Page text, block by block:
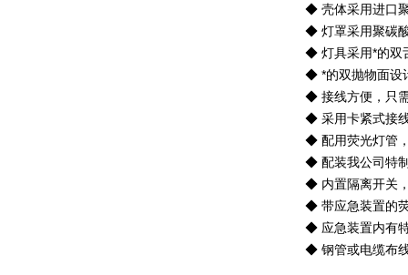
◆ 壳体采用进口
◆ 灯罩采用聚碳
◆ 灯具采用*的双
◆ *的双抛物面设
◆ 接线方便，只
◆ 采用卡紧式接
◆ 配用荧光灯管
◆ 配装我公司特
◆ 内置隔离开关
◆ 带应急装置的
◆ 应急装置内有
◆ 钢管或电缆布